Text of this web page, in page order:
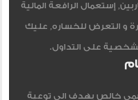
إستعمال الرافعة المالية
و التعرض للخساره, عليك
على التداول.
خالص يهدف الي توعية